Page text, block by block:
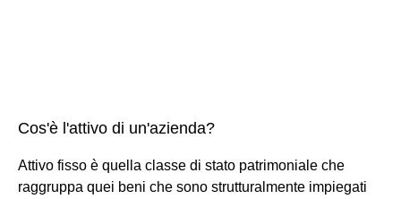
Cos'è l'attivo di un'azienda?
Attivo fisso è quella classe di stato patrimoniale che
raggruppa quei beni che sono strutturalmente impiegati